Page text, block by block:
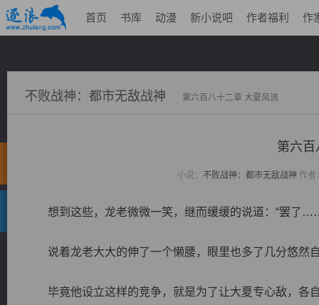
首页 书库 动漫 新小说吧 作者福利 作
不败战神：都市无敌战神 第六百八十二章 大夏风流
第六百
小说： 不败战神：都市无敌战神 作者
想到这些，龙老微微一笑，继而缓缓的说道：“罢了
说着龙老大大的伸了一个懒腰，眼里也多了几分悠
毕竟他设立这样的竞争，就是为了让大夏专心敌，各